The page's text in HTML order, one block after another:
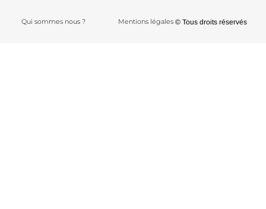
Qui sommes nous ? Mentions légales © Tous droits réservés